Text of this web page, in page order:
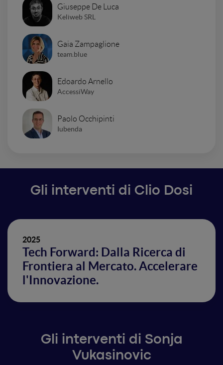
Giuseppe De Luca
Keliweb SRL
Gaia Zampaglione
team.blue
Edoardo Arnello
AccessiWay
Paolo Occhipinti
Iubenda
Gli interventi di Clio Dosi
2025
Tech Forward: Dalla Ricerca di
Frontiera al Mercato. Accelerare
l'Innovazione.
Gli interventi di Sonja
Vukasinovic